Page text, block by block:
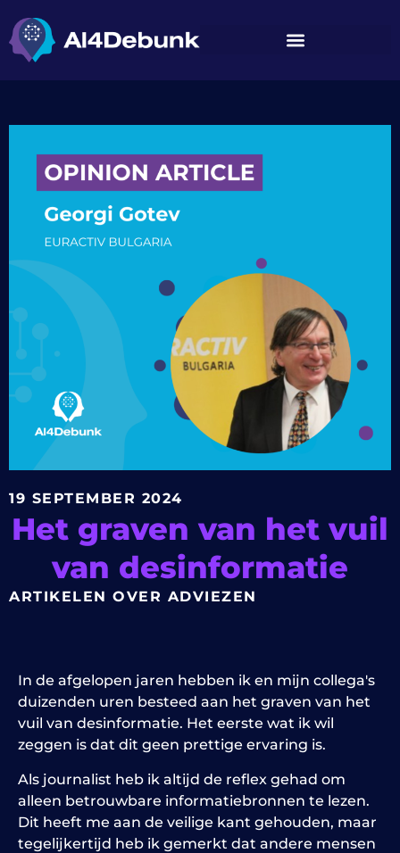
19 SEPTEMBER 2024
Het graven van het vuil
van desinformatie
ARTIKELEN OVER ADVIEZEN
In de afgelopen jaren hebben ik en mijn collega's
duizenden uren besteed aan het graven van het
vuil van desinformatie. Het eerste wat ik wil
zeggen is dat dit geen prettige ervaring is.
Als journalist heb ik altijd de reflex gehad om
alleen betrouwbare informatiebronnen te lezen.
Dit heeft me aan de veilige kant gehouden, maar
tegelijkertijd heb ik gemerkt dat andere mensen